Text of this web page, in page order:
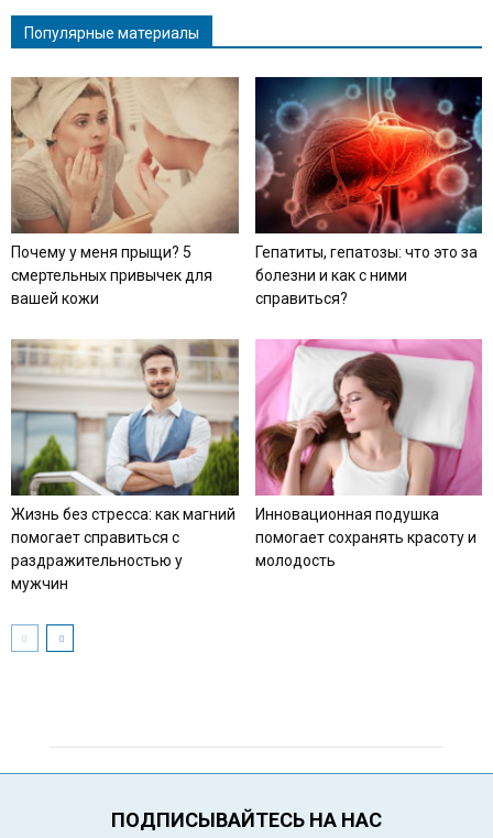
Популярные материалы
Почему у меня прыщи? 5
смертельных привычек для
вашей кожи
Гепатиты, гепатозы: что это за
болезни и как с ними
справиться?
Жизнь без стресса: как магний
помогает справиться с
раздражительностью у
мужчин
Инновационная подушка
помогает сохранять красоту и
молодость
ПОДПИСЫВАЙТЕСЬ НА НАС